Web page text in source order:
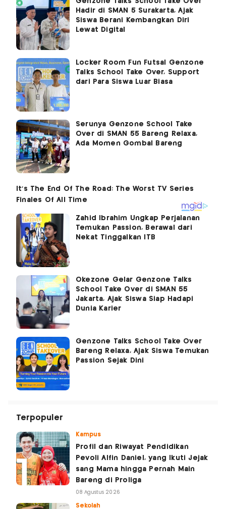
Hadir di SMAN 5 Surakarta, Ajak
Siswa Berani Kembangkan Diri
Lewat Digital
Locker Room Fun Futsal Genzone
Talks School Take Over, Support
dari Para Siswa Luar Biasa
Serunya Genzone School Take
Over di SMAN 55 Bareng Relaxa,
Ada Momen Gombal Bareng
Zahid Ibrahim Ungkap Perjalanan
Temukan Passion, Berawal dari
Nekat Tinggalkan ITB
Okezone Gelar Genzone Talks
School Take Over di SMAN 55
Jakarta, Ajak Siswa Siap Hadapi
Dunia Karier
Genzone Talks School Take Over
Bareng Relaxa, Ajak Siswa Temukan
Passion Sejak Dini
Terpopuler
Kampus
Profil dan Riwayat Pendidikan
Pevoli Alfin Daniel, yang Ikuti Jejak
sang Mama hingga Pernah Main
Bareng di Proliga
08 Agustus 2026
Sekolah